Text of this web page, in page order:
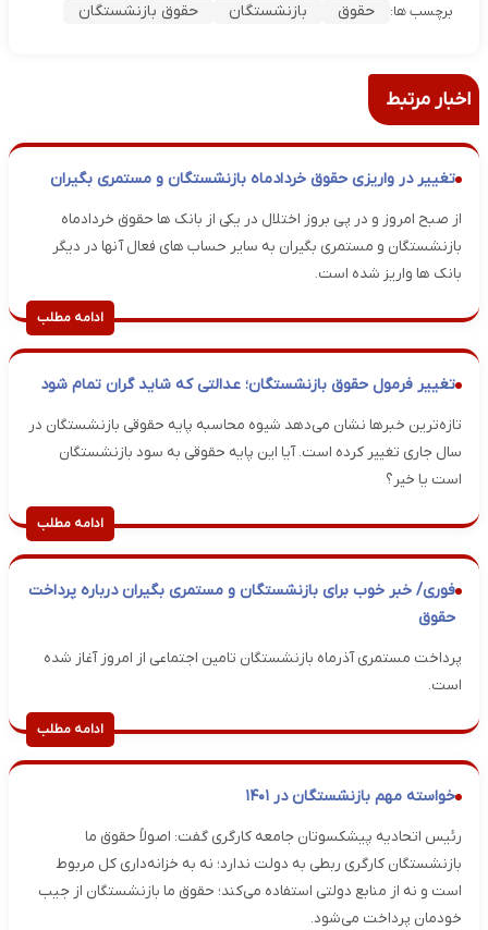
برچسب ها: حقوق بازنشستگان حقوق بازنشستگان
اخبار مرتبط
تغییر در واریزی حقوق خردادماه بازنشستگان و مستمری بگیران
از صبح امروز و در پی بروز اختلال در یکی از بانک ها حقوق خردادماه
بازنشستگان و مستمری بگیران به سایر حساب های فعال آنها در دیگر
بانک ها واریز شده است.
ادامه مطلب
تغییر فرمول حقوق بازنشستگان؛ عدالتی که شاید گران تمام شود
تازه‌ترین خبرها نشان می‌دهد شیوه محاسبه پایه حقوقی بازنشستگان در
سال جاری تغییر کرده است. آیا این پایه حقوقی به سود بازنشستگان
است یا خیر؟
ادامه مطلب
فوری/ خبر خوب برای بازنشستگان و مستمری بگیران درباره پرداخت
حقوق
پرداخت مستمری آذرماه بازنشستگان تامین اجتماعی از امروز آغاز شده
است.
ادامه مطلب
خواسته مهم بازنشستگان در ۱۴۰۱
رئیس اتحادیه پیشکسوتان جامعه کارگری گفت: اصولاً حقوق ما
بازنشستگان کارگری ربطی به دولت ندارد؛ نه به خزانه‌داری کل مربوط
است و نه از منابع دولتی استفاده می‌کند؛ حقوق ما بازنشستگان از جیب
خودمان پرداخت می‌شود.